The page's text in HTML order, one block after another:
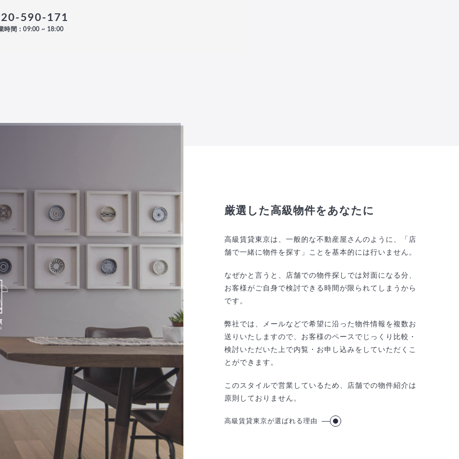
590-171
時間：09:00 ~ 18:00
厳選した高級物件をあなたに
高級賃貸東京は、一般的な不動産屋さんのように、「店
舗で一緒に物件を探す」ことを基本的には行いません。
なぜかと言うと、店舗での物件探しでは対面になる分、
お客様がご自身で検討できる時間が限られてしまうから
です。
弊社では、メールなどで希望に沿った物件情報を複数お
送りいたしますので、お客様のペースでじっくり比較・
検討いただいた上で内覧・お申し込みをしていただくこ
とができます。
このスタイルで営業しているため、店舗での物件紹介は
原則しておりません。
高級賃貸東京が選ばれる理由